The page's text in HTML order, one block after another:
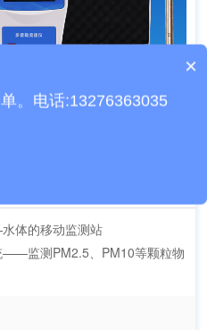
体的移动监测站
——监测PM2.5、PM10等颗粒物
产品包含安装吗？
×
。电话:13276363035